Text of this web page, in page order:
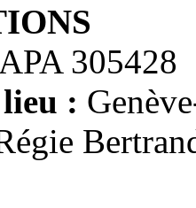
APA 305428
: